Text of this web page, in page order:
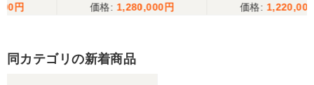
当方の要望に対して、素早く対応していただき感謝
備済み
1,280,000 1,220,000
同カテゴリの新着商品